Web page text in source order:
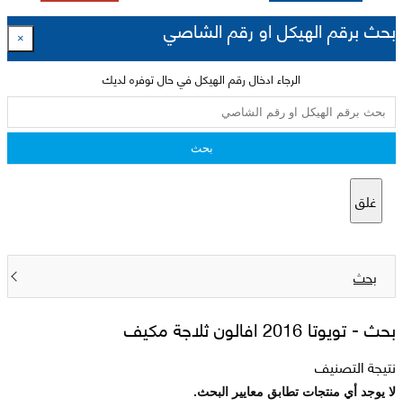
بحث برقم الهيكل او رقم الشاصي ×
الرجاء ادخال رقم الهيكل في حال توفره لديك
بحث
غلق
بحث
بحث -تويوتا 2016 افالون ثلاجة مكيف
نتيجة التصنيف
لا يوجد أي منتجات تطابق معايير البحث.